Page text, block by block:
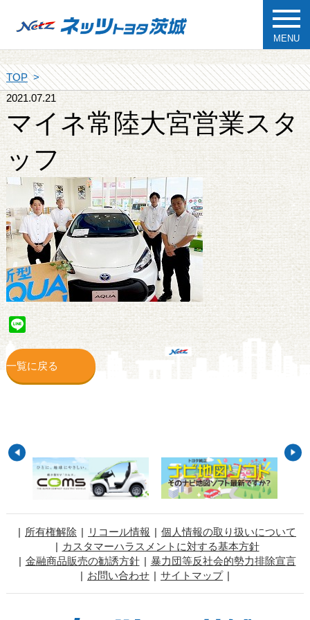
MENU
TOP
2021.07.21
マイネ常陸大宮営業スタ
ッフ
Line
一覧に戻る
所有権解除 リコール情報
個人情報の取り扱いについて
カスタマーハラスメントに対する基本方針
金融商品販売の勧誘方針
暴力団等反社会的勢力排除宣言
お問い合わせ
サイトマップ